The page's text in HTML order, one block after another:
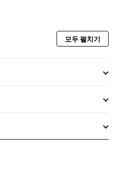
모두 펼치기